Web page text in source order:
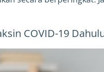
COVID-19